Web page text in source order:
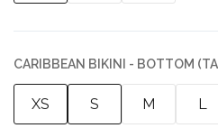
CARIBBEAN BIKINI - BOTTOM
XS S M L